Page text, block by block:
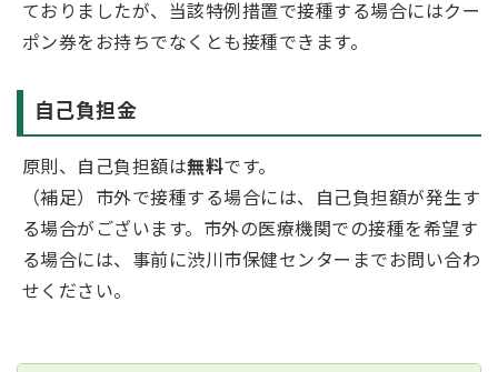
ておりましたが、当該特例措置で接種する場合にはクー
ポン券をお持ちでなくとも接種できます。
自己負担金
原則、自己負担額は無料です。
（補足）市外で接種する場合には、自己負担額が発生す
る場合がございます。市外の医療機関での接種を希望す
る場合には、事前に渋川市保健センターまでお問い合わ
せください。